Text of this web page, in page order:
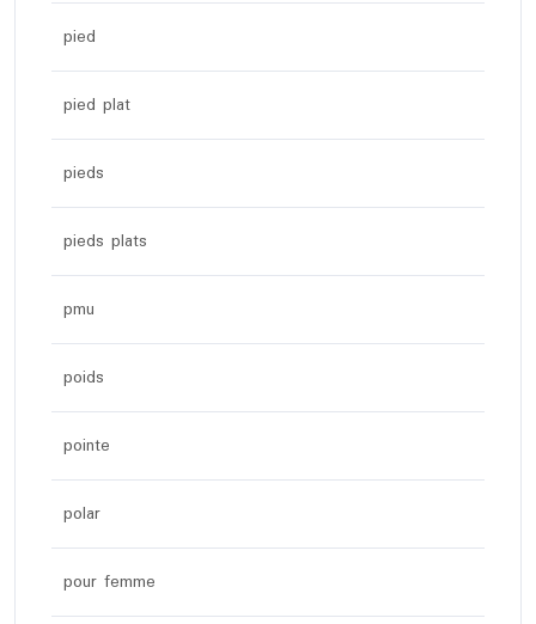
pied
pied plat
pieds
pieds plats
pmu
poids
pointe
polar
pour femme